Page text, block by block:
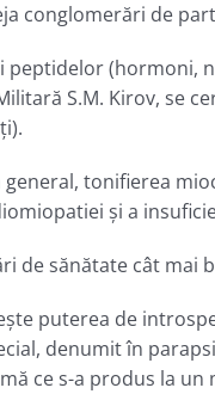
conglomerări de
S.M. Kirov, se
tonifierea
şi a
de sănătate cât
puterea de
denumit în
ce s-a produs la